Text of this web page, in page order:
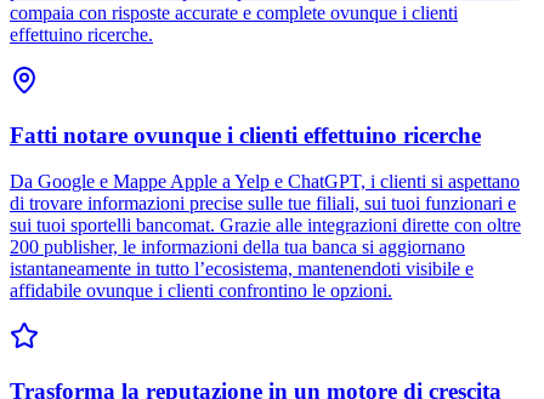
compaia con risposte accurate e complete ovunque i clienti
effettuino ricerche.
Fatti notare ovunque i clienti effettuino ricerche
Da Google e Mappe Apple a Yelp e ChatGPT, i clienti si aspettano
di trovare informazioni precise sulle tue filiali, sui tuoi funzionari e
sui tuoi sportelli bancomat. Grazie alle integrazioni dirette con oltre
200 publisher, le informazioni della tua banca si aggiornano
istantaneamente in tutto l’ecosistema, mantenendoti visibile e
affidabile ovunque i clienti confrontino le opzioni.
Trasforma la reputazione in un motore di crescita